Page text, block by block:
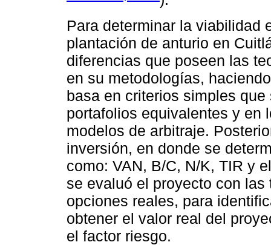
Para determinar la viabilidad
plantación de anturio en
diferencias que poseen las
en su metodologías,
basa en criterios simples
portafolios equivalentes y en
modelos de arbitraje.
inversión, en donde se
como: VAN, B/C, N/K, TIR y
se evaluó el proyecto con
opciones reales, para
obtener el valor real del
el factor riesgo.